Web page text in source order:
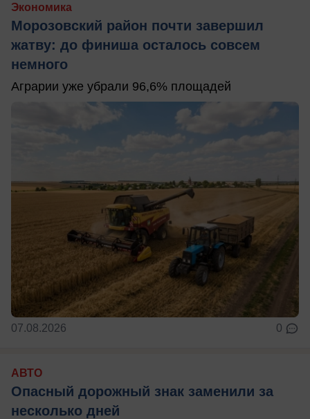
Экономика
Морозовский район почти завершил
жатву: до финиша осталось совсем
немного
Аграрии уже убрали 96,6% площадей
07.08.2026 0
АВТО
Опасный дорожный знак заменили за
несколько дней